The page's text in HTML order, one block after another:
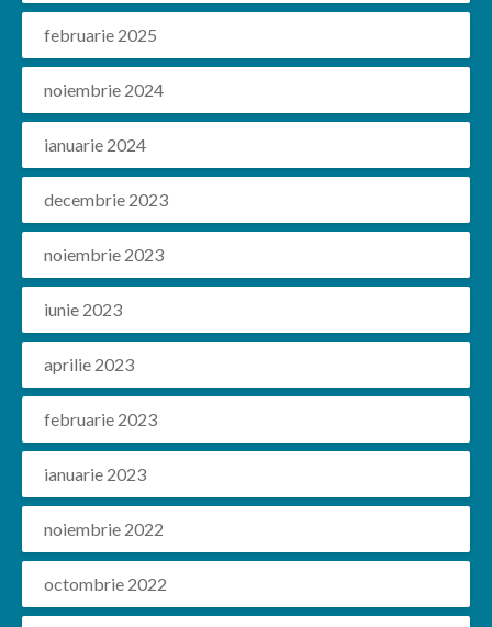
februarie 2025
noiembrie 2024
ianuarie 2024
decembrie 2023
noiembrie 2023
iunie 2023
aprilie 2023
februarie 2023
ianuarie 2023
noiembrie 2022
octombrie 2022